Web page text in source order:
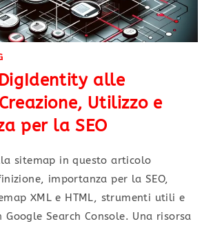
alle
Utilizzo e
per la SEO
sitemap in questo articolo
importanza per la SEO,
XML e HTML, strumenti utili e
Search Console. Una risorsa